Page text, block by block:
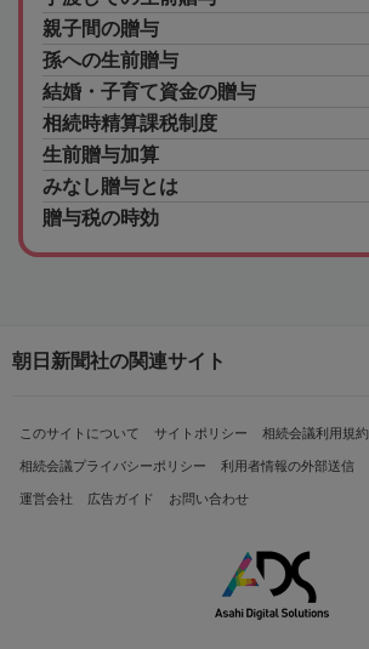
親子間の贈与
孫への生前贈与
結婚・子育て資金の贈与
相続時精算課税制度
生前贈与加算
みなし贈与とは
贈与税の時効
朝日新聞社の関連サイト
このサイトについて サイトポリシー 相続会議利用規約
相続会議プライバシーポリシー 利用者情報の外部送信
運営会社 広告ガイド お問い合わせ